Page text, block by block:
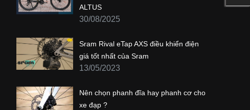
ALTUS
30/08/2025
Sram Rival eTap AXS điều khiển điện
giá tốt nhất của Sram
13/05/2023
Nên chọn phanh đĩa hay phanh cơ cho
xe đạp ?